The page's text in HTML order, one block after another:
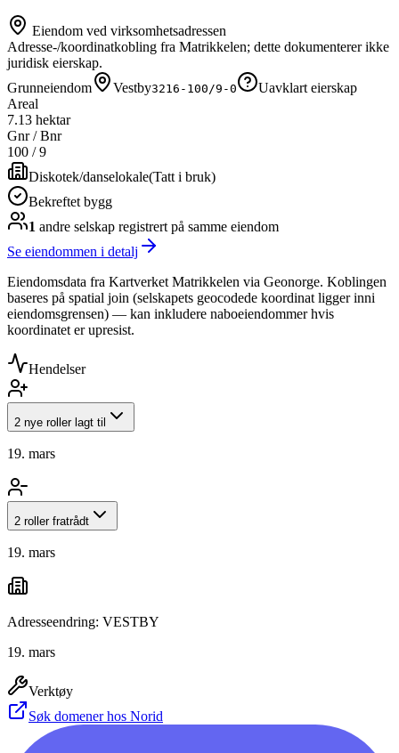
Eiendom ved virksomhetsadressen
Adresse-/koordinatkobling fra Matrikkelen; dette dokumenterer ikke
juridisk eierskap.
Grunneiendom
Vestby3216-100/9-0
Uavklart eierskap
Areal
7.13 hektar
Gnr / Bnr
100 /9
Diskotek/danselokale(Tatt i bruk)
Bekreftet bygg
1 andre selskap registrert på samme eiendom
Se eiendommen i detalj
Eiendomsdata fra Kartverket Matrikkelen via Geonorge. Koblingen
baseres på spatial join (selskapets geocodede koordinat ligger inni
eiendomsgrensen) — kan inkludere naboeiendommer hvis
koordinatet er upresist.
Hendelser
2 nye roller lagt til
19. mars
2 roller fratrådt
19. mars
Adresseendring: VESTBY
19. mars
Verktøy
Søk domener hos Norid